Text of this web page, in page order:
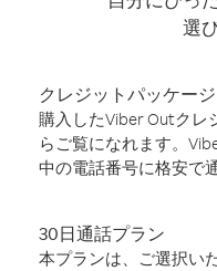
選
クレジットパッケージ
購入したViber Outクレ
らご覧になれます。
中の電話番号に格安で
30日通話プラン
本プランは、ご選択い